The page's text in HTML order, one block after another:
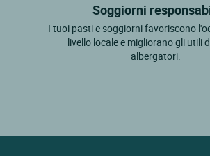
Soggiorni
I tuoi pasti e soggiorni favoriscono
livello locale e migliorano gli utili
albergatori.